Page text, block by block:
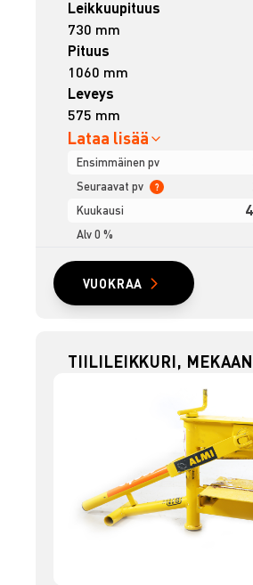
Leikkuupituus
730 mm
Pituus
1060 mm
Leveys
575 mm
Lataa lisää
Ensimmäinen pv
Seuraavat pv ?
Kuukausi
Alv 0 %
VUOKRAA
TIILILEIKKURI,